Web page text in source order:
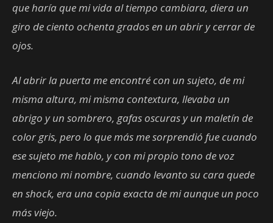
que haría que mi vida al tiempo cambiara, diera un
giro de ciento ochenta grados en un abrir y cerrar de
ojos.
Al abrir la puerta me encontré con un sujeto, de mi
misma altura, mi misma contextura, llevaba un
abrigo y un sombrero, gafas oscuras y un maletín de
color gris, pero lo que más me sorprendió fue cuando
ese sujeto me hablo, y con mi propio tono de voz
menciono mi nombre, cuando levanto su cara quede
en shock, era una copia exacta de mi aunque un poco
más viejo.